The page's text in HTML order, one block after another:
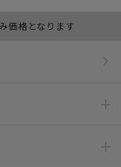
価格となります